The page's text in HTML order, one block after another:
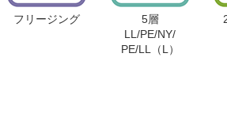
フリージング
5層
LL/PE/NY/
PE/LL（L）